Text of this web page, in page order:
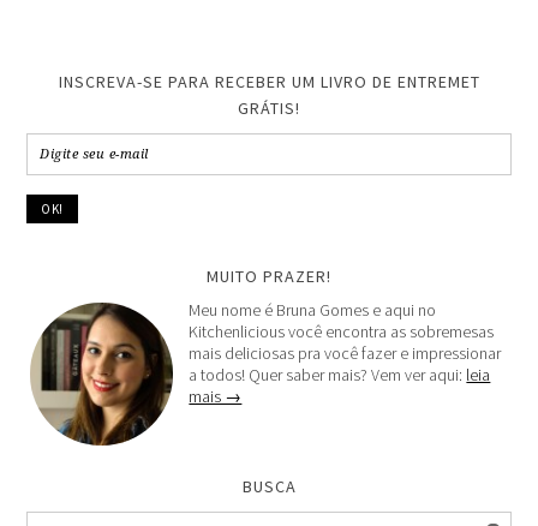
INSCREVA-SE PARA RECEBER UM LIVRO DE ENTREMET
GRÁTIS!
MUITO PRAZER!
Meu nome é Bruna Gomes e aqui no
Kitchenlicious você encontra as sobremesas
mais deliciosas pra você fazer e impressionar
a todos! Quer saber mais? Vem ver aqui: leia
mais →
BUSCA